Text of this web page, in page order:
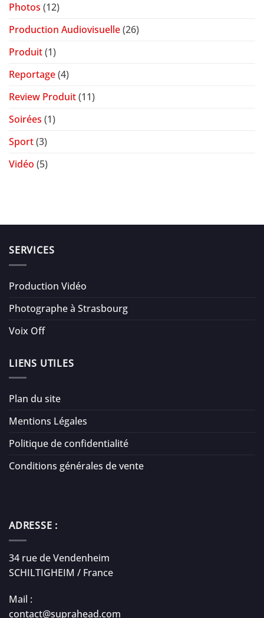
Photos (12)
Production Audiovisuelle(26)
Produit(1)
Reportage(4)
Review Produit(11)
Soirées (1)
Sport(3)
Vidéo (5)
SERVICES
Production Vidéo
Photographe à Strasbourg
Voix Off
LIENS UTILES
Plan du site
Mentions Légales
Politique de confidentialité
Conditions générales de vente
ADRESSE :
34 rue de Vendenheim
SCHILTIGHEIM / France
Mail :
contact@suprahead.com